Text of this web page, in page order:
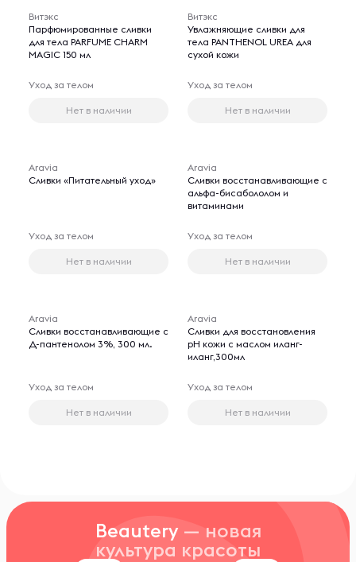
Витэкс
Парфюмированные сливки
для тела PARFUME CHARM
MAGIC 150 мл
Уход за телом
Нет в наличии
Витэкс
Увлажняющие сливки для
тела PANTHENOL UREA для
сухой кожи
Уход за телом
Нет в наличии
Aravia
Сливки «Питательный уход»
Уход за телом
Нет в наличии
Aravia
Сливки восстанавливающие с
альфа-бисабололом и
витаминами
Уход за телом
Нет в наличии
Aravia
Сливки восстанавливающие с
Д-пантенолом 3%, 300 мл.
Уход за телом
Нет в наличии
Aravia
Сливки для восстановления
рН кожи с маслом иланг-
иланг,300мл
Уход за телом
Нет в наличии
Beautery — новая
культура красоты